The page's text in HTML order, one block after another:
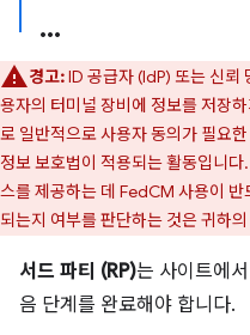
경고:ID 공급자 (IdP) 또는 신뢰
용자의 터미널 장비에 정보를 저장
로 일반적으로 사용자 동의가 필요
정보 보호법이 적용되는 활동입니
스를 제공하는 데 FedCM 사용이 반
되는지 여부를 판단하는 것은 귀하
서드 파티 (RP)는 사이트에서
음 단계를 완료해야 합니다.